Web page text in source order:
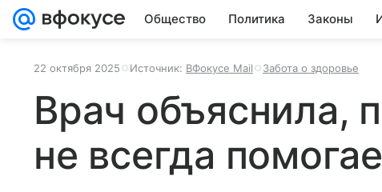
Общество Политика Законы
22 октября 2025 Источник: ВФокусе Mail Забота о здоровье
Врач объяснила,
не всегда